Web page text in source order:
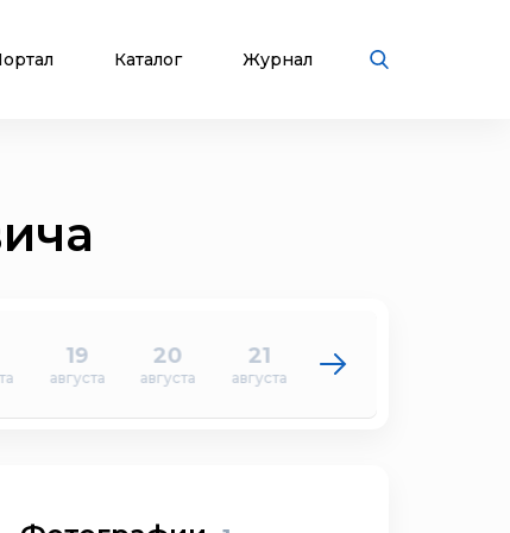
Каталог Журнал
19
августа
20
августа
21
августа
22
августа